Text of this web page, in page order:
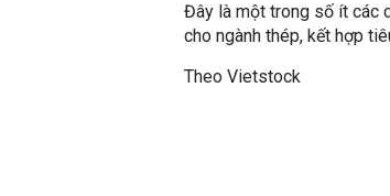
Đây là một trong số ít các
cho ngành thép, kết hợp
Theo Vietstock